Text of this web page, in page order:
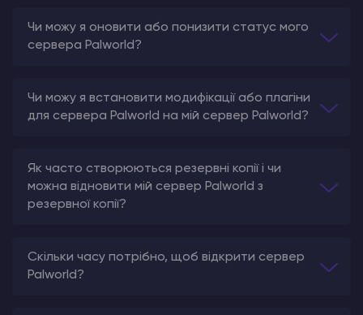
Чи можу я оновити або понизити статус мого
сервера Palworld?
Чи можу я встановити модифікації або плагіни
для сервера Palworld на мій сервер Palworld?
Як часто створюються резервні копії і чи
можна відновити мій сервер Palworld з
резервної копії?
Скільки часу потрібно, щоб відкрити сервер
Palworld?